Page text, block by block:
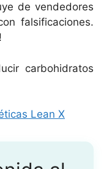
de vendedores
falsificaciones.
carbohidratos